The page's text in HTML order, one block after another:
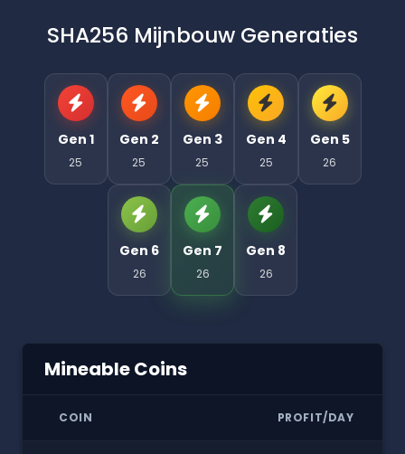
SHA256 Mijnbouw Generaties
Gen 1
25
Gen 2
25
Gen 3
25
Gen 4
25
Gen 5
26
Gen 6
26
Gen 7
26
Gen 8
26
Mineable Coins
COIN PROFIT/DAY